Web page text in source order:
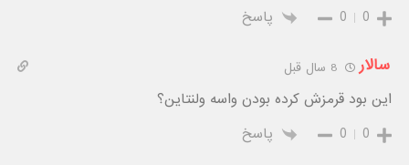
0
0 پاسخ
سالار
این بود قرمزش کرده بودن واسه ولنتاین؟
0
0 پاسخ